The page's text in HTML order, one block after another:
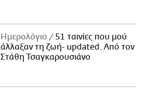
Ημερολόγιο
51 ταινίες που μού
άλλαξαν τη ζωή- updated. Aπό τον
Στάθη Τσαγκαρουσιάνο